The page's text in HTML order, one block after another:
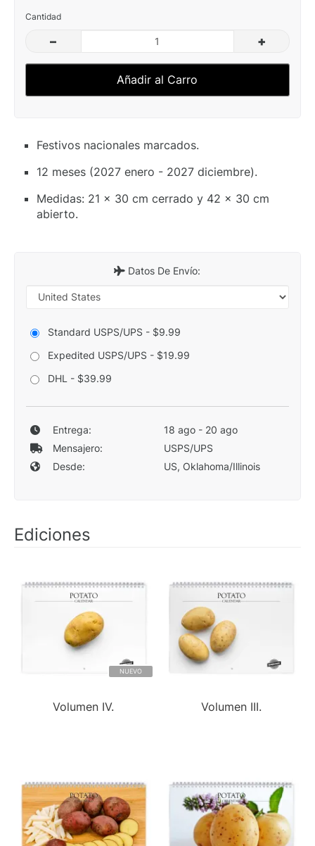
Cantidad
– +
Añadir al Carro
Festivos nacionales marcados.
12 meses (2027 enero - 2027 diciembre).
Medidas: 21 x 30 cm cerrado y 42 x 30 cm
abierto.
Datos De Envío:
Standard USPS/UPS - $9.99
Expedited USPS/UPS - $19.99
DHL - $39.99
Entrega:
18 ago - 20 ago
Mensajero:
USPS/UPS
Desde:
US, Oklahoma/Illinois
Ediciones
NUEVO
Volumen IV. Volumen III.